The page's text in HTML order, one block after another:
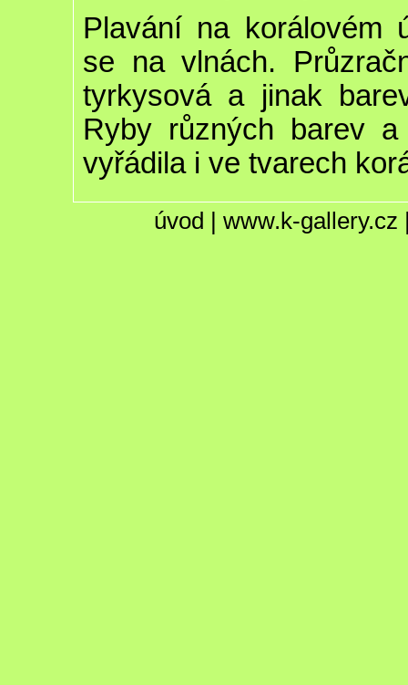
Plavání na korálovém
se na vlnách.
tyrkysová a jinak
Ryby různých barev
vyřádila i ve tvarech
úvod | www.k-gallery.cz